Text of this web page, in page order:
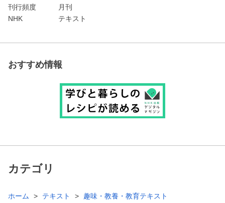
刊行頻度
月刊
NHK
テキスト
おすすめ情報
カテゴリ
ホーム テキスト 趣味・教養・教育テキスト